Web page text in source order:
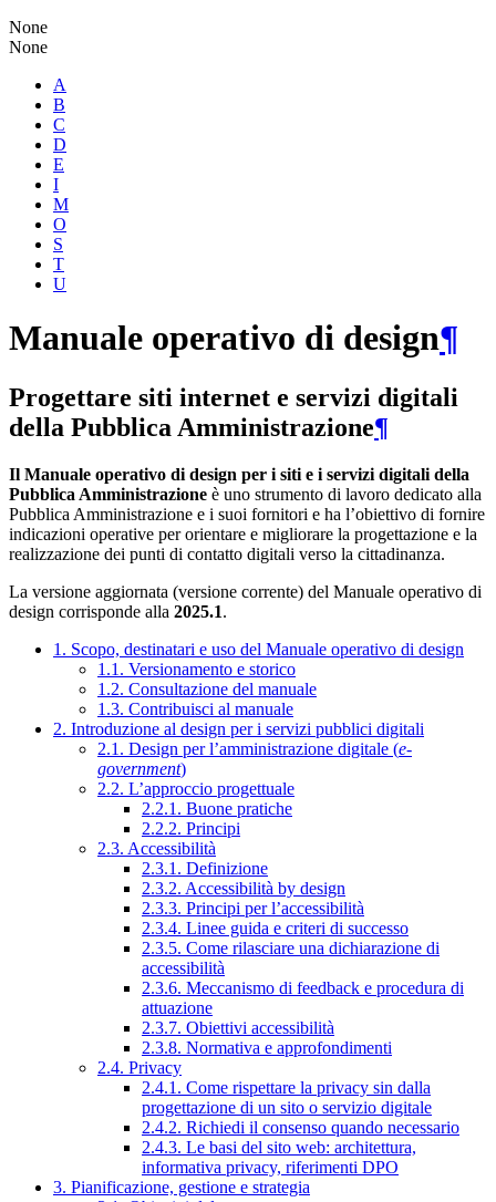
None
None
A
B
C
D
E
I
M
O
S
T
U
Manuale operativo di design¶
Progettare siti internet e servizi digitali
della Pubblica Amministrazione¶
Il Manuale operativo di design per i siti e i servizi digitali della
Pubblica Amministrazione è uno strumento di lavoro dedicato alla
Pubblica Amministrazione e i suoi fornitori e ha l’obiettivo di fornire
indicazioni operative per orientare e migliorare la progettazione e la
realizzazione dei punti di contatto digitali verso la cittadinanza.
La versione aggiornata (versione corrente) del Manuale operativo di
design corrisponde alla 2025.1.
1. Scopo, destinatari e uso del Manuale operativo di design
1.1. Versionamento e storico
1.2. Consultazione del manuale
1.3. Contribuisci al manuale
2. Introduzione al design per i servizi pubblici digitali
2.1. Design per l’amministrazione digitale (e-
government)
2.2. L’approccio progettuale
2.2.1. Buone pratiche
2.2.2. Principi
2.3. Accessibilità
2.3.1. Definizione
2.3.2. Accessibilità by design
2.3.3. Principi per l’accessibilità
2.3.4. Linee guida e criteri di successo
2.3.5. Come rilasciare una dichiarazione di
accessibilità
2.3.6. Meccanismo di feedback e procedura di
attuazione
2.3.7. Obiettivi accessibilità
2.3.8. Normativa e approfondimenti
2.4. Privacy
2.4.1. Come rispettare la privacy sin dalla
progettazione di un sito o servizio digitale
2.4.2. Richiedi il consenso quando necessario
2.4.3. Le basi del sito web: architettura,
informativa privacy, riferimenti DPO
3. Pianificazione, gestione e strategia